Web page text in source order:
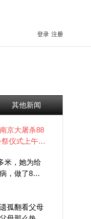
登录 注册
其他新闻
京大屠杀88
仪式上午举
米，她为给
，做了8年
孤翻看父母